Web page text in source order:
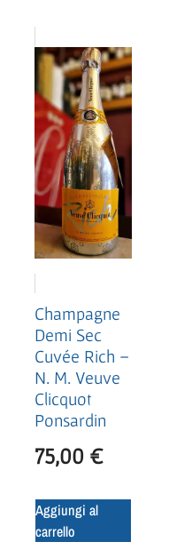
Champagne
Demi Sec
Cuvée Rich –
N. M. Veuve
Clicquot
Ponsardin
75,00 €
Aggiungi al
carrello